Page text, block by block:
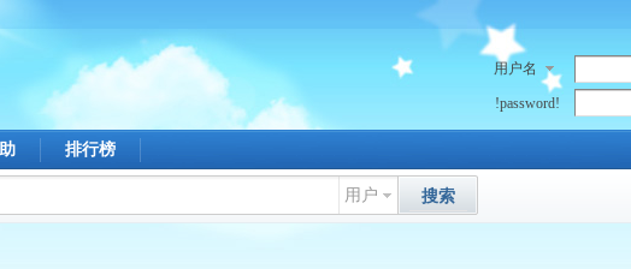
用户名
!password!
排行榜
用户 搜索